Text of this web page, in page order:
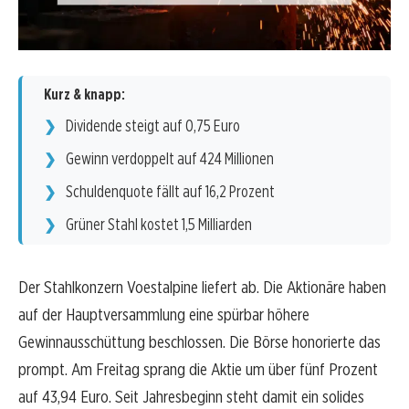
Kurz & knapp:
Dividende steigt auf 0,75 Euro
Gewinn verdoppelt auf 424 Millionen
Schuldenquote fällt auf 16,2 Prozent
Grüner Stahl kostet 1,5 Milliarden
Der Stahlkonzern Voestalpine liefert ab. Die Aktionäre haben
auf der Hauptversammlung eine spürbar höhere
Gewinnausschüttung beschlossen. Die Börse honorierte das
prompt. Am Freitag sprang die Aktie um über fünf Prozent
auf 43,94 Euro. Seit Jahresbeginn steht damit ein solides